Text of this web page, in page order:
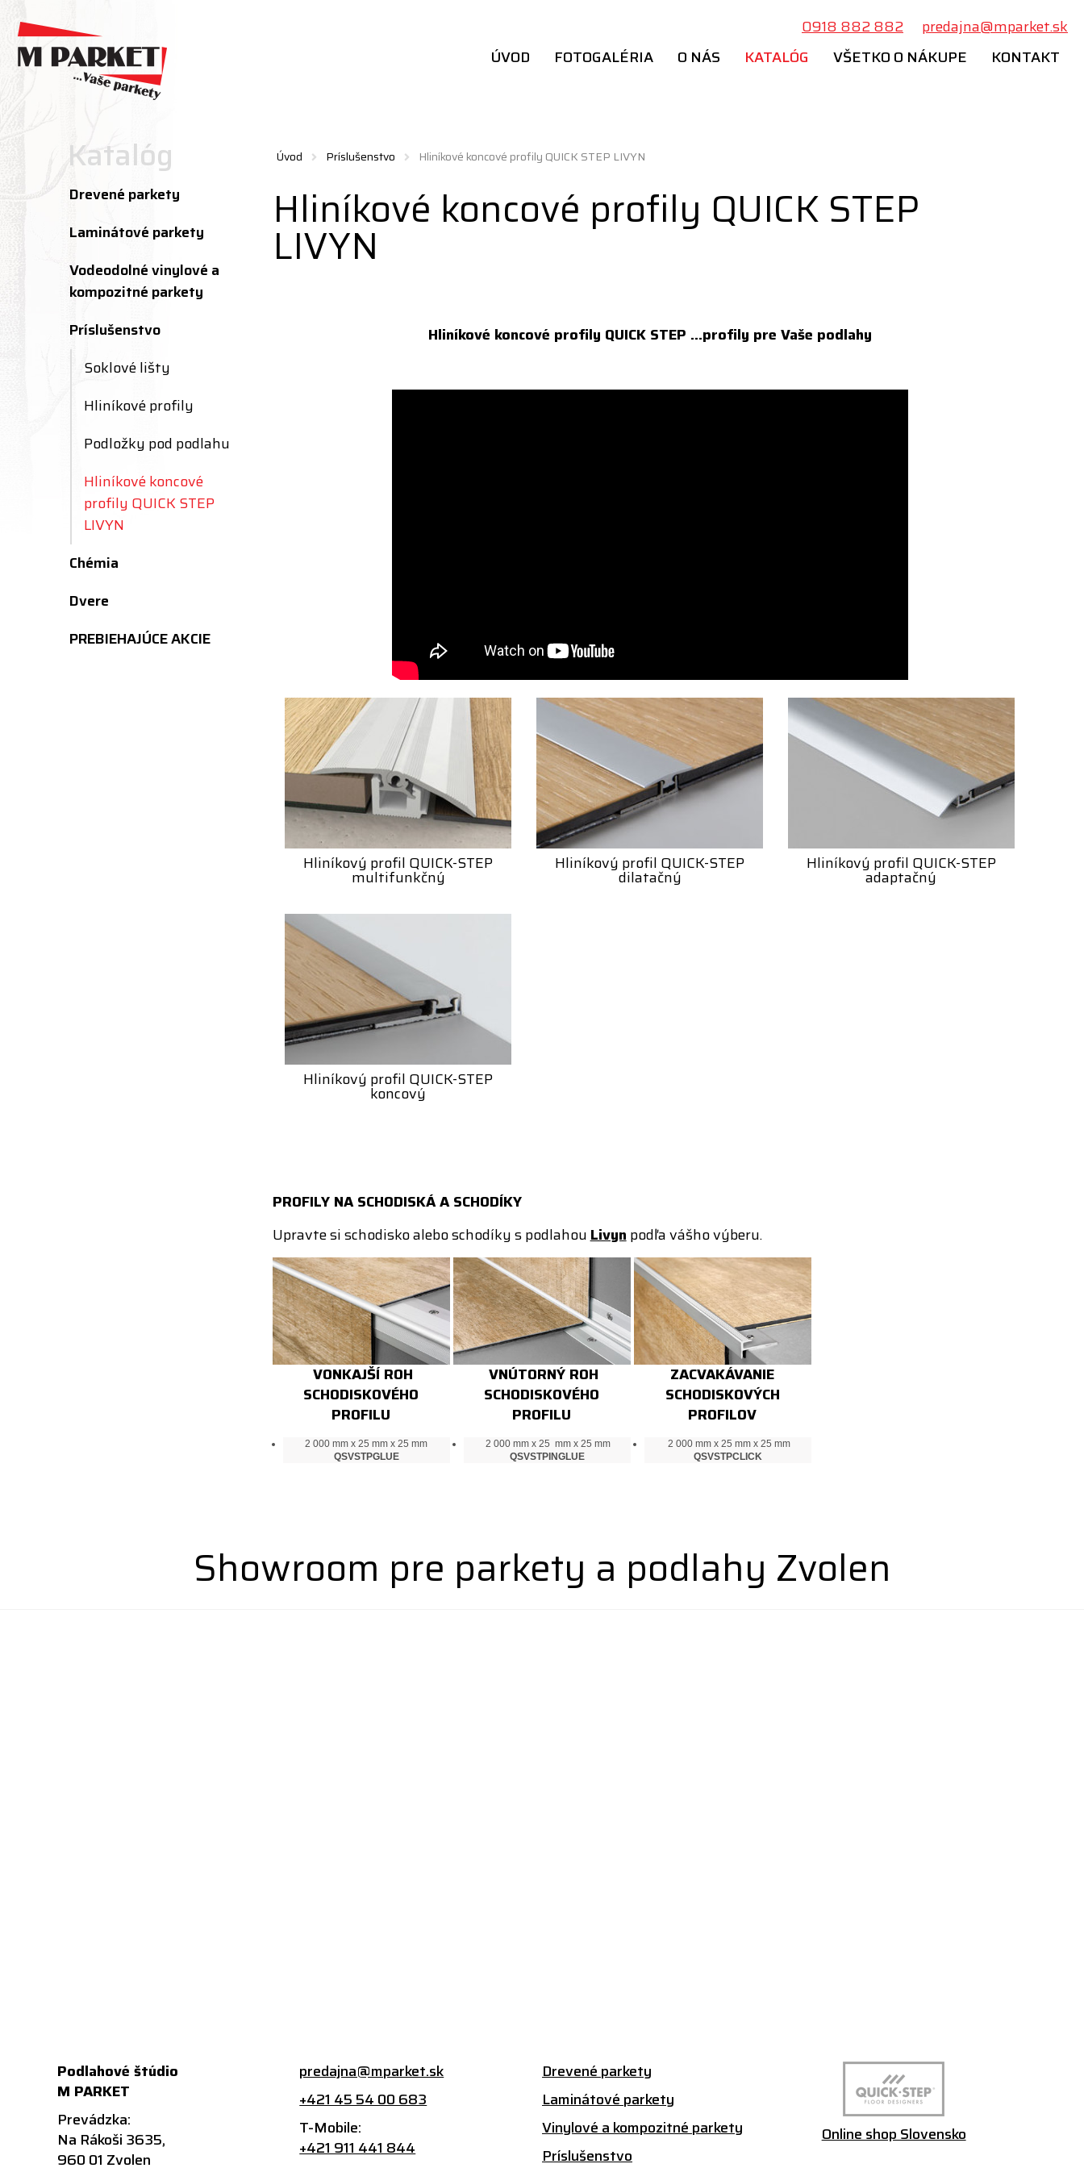
ÚVOD FOTOGALÉRIA O NÁS KATALÓG VŠETKO O NÁKUPE KONTAKT
0918 882 882 predajna@mparket.sk
Úvod Príslušenstvo Hliníkové koncové profily QUICK STEP LIVYN
Hliníkové koncové profily QUICK STEP
LIVYN
Hliníkové koncové profily QUICK STEP ...profily pre Vaše podlahy
Hliníkový profil QUICK-STEP
multifunkčný
Hliníkový profil QUICK-STEP
dilatačný
Hliníkový profil QUICK-STEP
adaptačný
Hliníkový profil QUICK-STEP
koncový
PROFILY NA SCHODISKÁ A SCHODÍKY
Upravte si schodisko alebo schodíky s podlahouLivynpodľa vášho výberu.
VONKAJŠÍ ROH
SCHODISKOVÉHO
PROFILU
2 000 mm x 25 mm x 25 mm
QSVSTPGLUE
VNÚTORNÝ ROH
SCHODISKOVÉHO
PROFILU
2 000 mm x 25 mm x 25 mm
QSVSTPINGLUE
ZACVAKÁVANIE
SCHODISKOVÝCH
PROFILOV
2 000 mm x 25 mm x 25 mm
QSVSTPCLICK
Katalóg
Drevené parkety
Laminátové parkety
Vodeodolné vinylové a
kompozitné parkety
Príslušenstvo
Soklové lišty
Hliníkové profily
Podložky pod podlahu
Hliníkové koncové
profily QUICK STEP
LIVYN
Chémia
Dvere
PREBIEHAJÚCE AKCIE
Showroom pre parkety a podlahy Zvolen
Podlahové štúdio
M PARKET
Prevádzka:
Na Rákoši 3635,
960 01 Zvolen
predajna@mparket.sk
+421 45 54 00 683
T-Mobile:
+421 911 441 844
Drevené parkety
Laminátové parkety
Vinylové a kompozitné parkety
Príslušenstvo
Online shop Slovensko